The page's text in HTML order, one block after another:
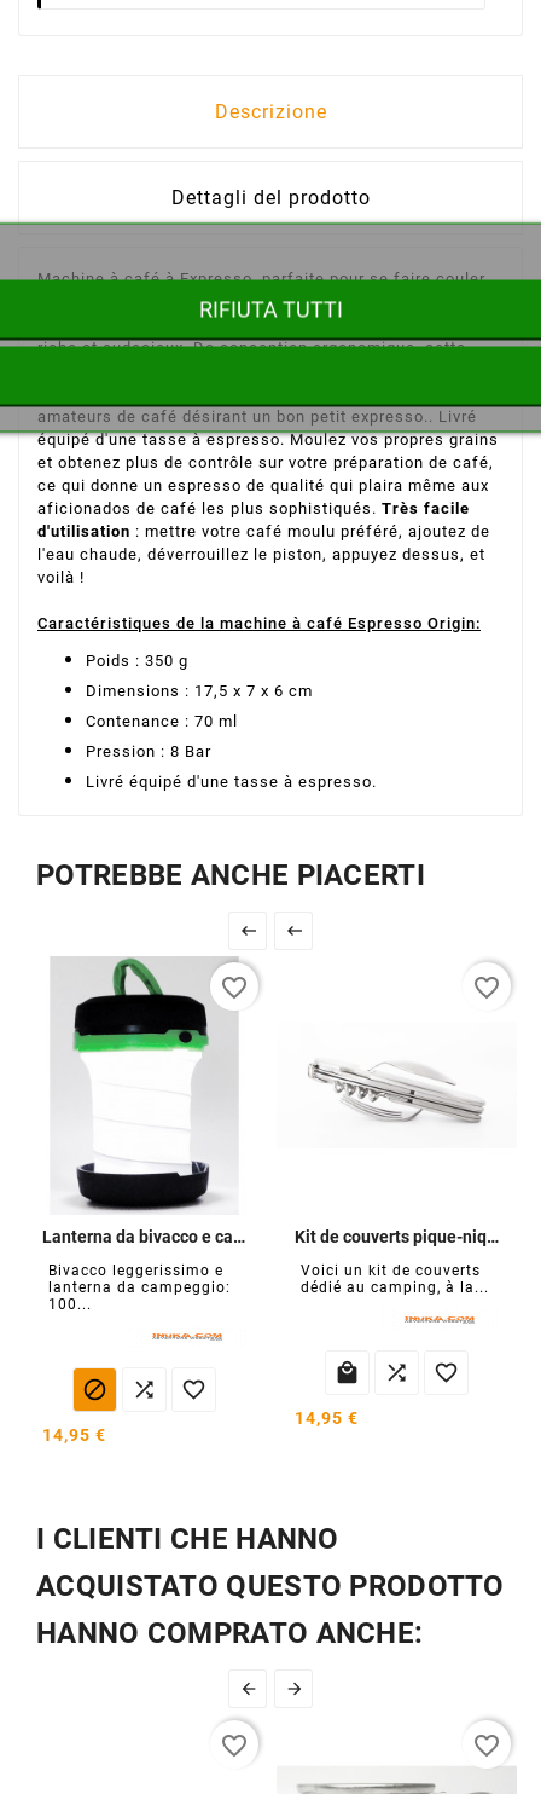
Descrizione
Dettagli del prodotto
Machine à café à Expresso, parfaite pour se faire couler
un bon petit café expresso après de longues randonnées,
riche et audacieux.De conception ergonomique, cette
amateurs de café désirant un bon petit expresso. . Livré
équipé d'une tasse à espresso. Moulez vos propres grains
et obtenez plus de contrôle sur votre préparation de café,
ce qui donne un espresso de qualité qui plaira même aux
aficionados de café les plus sophistiqués. Très facile
d'utilisation : mettre votre café moulu préféré, ajoutez de
l'eau chaude, déverrouillez le piston, appuyez dessus, et
voilà !
Caractéristiques de la machine à café Espresso Origin:
Poids : 350 g
Dimensions : 17,5 x 7 x 6 cm
Contenance : 70 ml
Pression : 8 Bar
Livré équipé d'une tasse à espresso.
POTREBBE ANCHE PIACERTI
 
Lanterna da bivacco e campeggio
Bivacco leggerissimo e
lanterna da campeggio:
100...
  
14,95 €
favorite_border
Kit de couverts pique-nique
Voici un kit de couverts
dédié au camping, à la...
  
14,95 €
favorite_border
I CLIENTI CHE HANNO
ACQUISTATO QUESTO PRODOTTO
HANNO COMPRATO ANCHE:
 
favorite_border favorite_border
RIFIUTA TUTTI